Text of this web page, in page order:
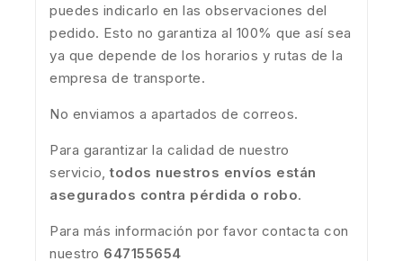
puedes indicarlo en las observaciones del
pedido. Esto no garantiza al 100% que así sea
ya que depende de los horarios y rutas de la
empresa de transporte.
No enviamos a apartados de correos.
Para garantizar la calidad de nuestro
servicio,todos nuestros envíos están
asegurados contra pérdida o robo.
Para más información por favor contacta con
nuestro 647155654